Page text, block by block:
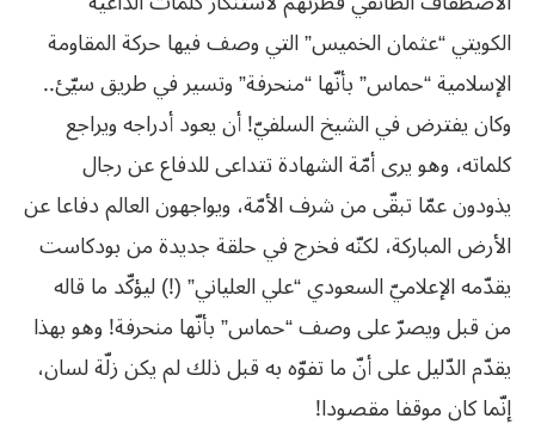
الكويتي “عثمان الخميس” التي وصف فيها حركة المقاومة
الإسلامية “حماس” بأنّها “منحرفة” وتسير في طريق سيّئ..
وكان يفترض في الشيخ السلفيّ! أن يعود أدراجه ويراجع
كلماته، وهو يرى أمّة الشهادة تتداعى للدفاع عن رجال
يذودون عمّا تبقّى من شرف الأمّة، ويواجهون العالم دفاعا عن
الأرض المباركة، لكنّه فخرج في حلقة جديدة من بودكاست
يقدّمه الإعلاميّ السعودي “علي العلياني” (!) ليؤكّد ما قاله
من قبل ويصرّ على وصف “حماس” بأنّها منحرفة! وهو بهذا
يقدّم الدّليل على أنّ ما تفوّه به قبل ذلك لم يكن زلّة لسان،
إنّما كان موقفا مقصودا!